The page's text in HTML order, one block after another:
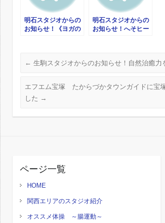
明石スタジオからの
お知らせ！《ヨガの
ーン
明石スタジオからの
お知らせ！へそヒー
← 生駒スタジオからのお知らせ！自然治癒
エフエム宝塚 たからづかタウンガイドに宝
した →
ページ一覧
HOME
関西エリアのスタジオ紹介
オススメ体操 ～腸運動～